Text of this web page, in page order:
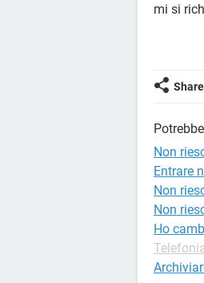
mi si
Share
Non
Entrare
Non
Non
Ho